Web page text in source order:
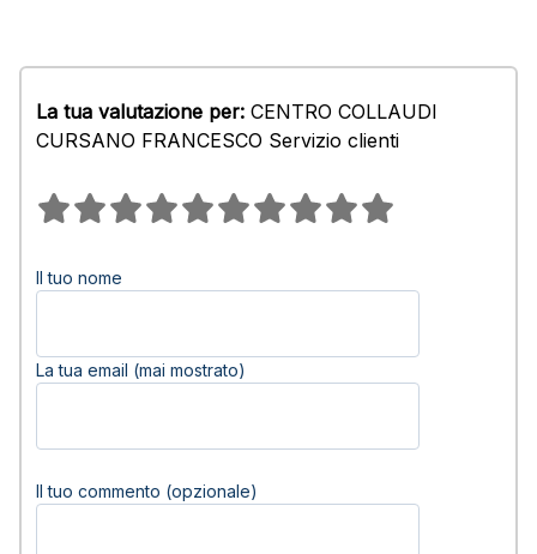
La tua valutazione per: CENTRO COLLAUDI
CURSANO FRANCESCO Servizio clienti
Il tuo nome
La tua email (mai mostrato)
Il tuo commento (opzionale)